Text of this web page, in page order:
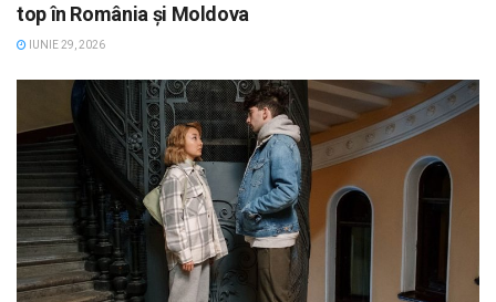
top în România și Moldova
IUNIE 29, 2026